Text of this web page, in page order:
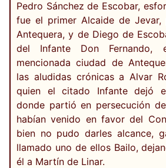
Pedro Sánchez de Escobar,
fue el primer Alcaide de Jevar,
Antequera, y de Diego de
del Infante Don
mencionada ciudad de
las aludidas crónicas a Alvar
quien el citado Infante dejó
donde partió en persecución
habían venido en favor del
bien no pudo darles alcance,
llamado uno de ellos Bailo,
él a Martín de Linar.